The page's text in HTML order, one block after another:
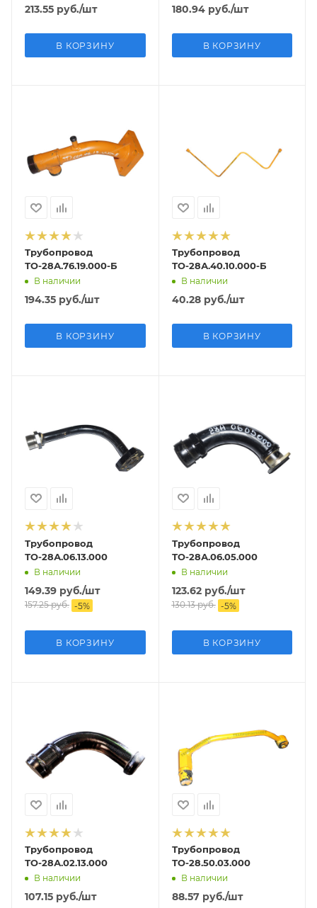
213.55 руб./шт
В КОРЗИНУ
180.94руб./шт
В КОРЗИНУ
Трубопровод
ТО-28А.76.19.000-Б
В наличии
194.35 руб./шт
В КОРЗИНУ
Трубопровод
ТО-28А.40.10.000-Б
В наличии
40.28руб./шт
В КОРЗИНУ
Трубопровод
ТО-28А.06.13.000
В наличии
149.39 руб./шт
157.25руб. -5%
В КОРЗИНУ
Трубопровод
ТО-28А.06.05.000
В наличии
123.62руб./шт
130.13руб. -5%
В КОРЗИНУ
Трубопровод
ТО-28А.02.13.000
В наличии
107.15 руб./шт
Трубопровод
ТО-28.50.03.000
В наличии
88.57руб./шт